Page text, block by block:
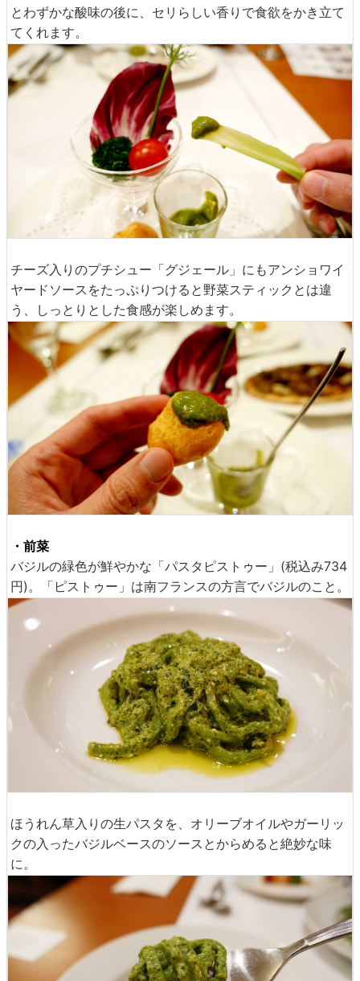
とわずかな酸味の後に、セリらしい香りで食欲をかき立て
てくれます。
チーズ入りのプチシュー「グジェール」にもアンショワイ
ヤードソースをたっぷりつけると野菜スティックとは違
う、しっとりとした食感が楽しめます。
・前菜
バジルの緑色が鮮やかな「パスタピストゥー」(税込み734
円)。「ピストゥー」は南フランスの方言でバジルのこと。
ほうれん草入りの生パスタを、オリーブオイルやガーリッ
クの入ったバジルベースのソースとからめると絶妙な味
に。